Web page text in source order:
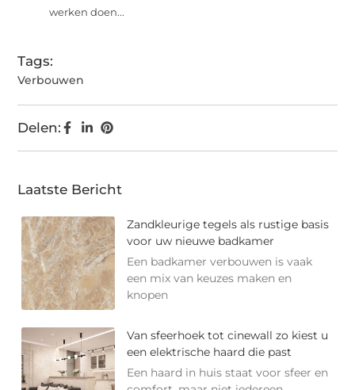
werken doen...
Tags:
Verbouwen
Delen:
Laatste Bericht
Zandkleurige tegels als rustige basis
voor uw nieuwe badkamer
Een badkamer verbouwen is vaak
een mix van keuzes maken en
knopen
Van sfeerhoek tot cinewall zo kiest u
een elektrische haard die past
Een haard in huis staat voor sfeer en